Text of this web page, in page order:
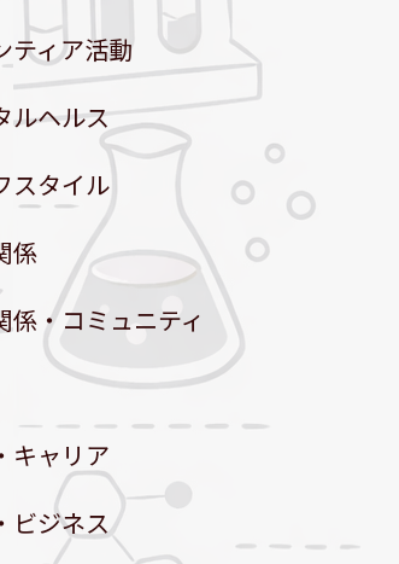
ティア活動
ルヘルス
スタイル
係
係・コミュニティ
キャリア
ビジネス